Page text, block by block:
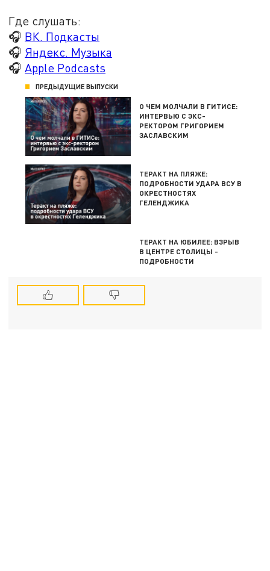
Где слушать:
🎧 ВК. Подкасты
🎧 Яндекс. Музыка
🎧Apple Podcasts
ПРЕДЫДУЩИЕ ВЫПУСКИ
О ЧЕМ МОЛЧАЛИ В ГИТИСЕ:
ИНТЕРВЬЮ С ЭКС-
РЕКТОРОМ ГРИГОРИЕМ
ЗАСЛАВСКИМ
ТЕРАКТ НА ПЛЯЖЕ:
ПОДРОБНОСТИ УДАРА ВСУ В
ОКРЕСТНОСТЯХ
ГЕЛЕНДЖИКА
ТЕРАКТ НА ЮБИЛЕЕ: ВЗРЫВ
В ЦЕНТРЕ СТОЛИЦЫ -
ПОДРОБНОСТИ